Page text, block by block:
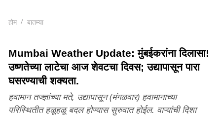
होम बातम्या
Mumbai Weather Update: मुंबईकरांना दिलासा!
उष्णतेच्या लाटेचा आज शेवटचा दिवस; उद्यापासून पारा
घसरण्याची शक्यता.
हवामान तज्ज्ञांच्या मते, उद्यापासून (मंगळवार) हवामानाच्या
परिस्थितीत हळूहळू बदल होण्यास सुरुवात होईल. वाऱ्यांची दिशा